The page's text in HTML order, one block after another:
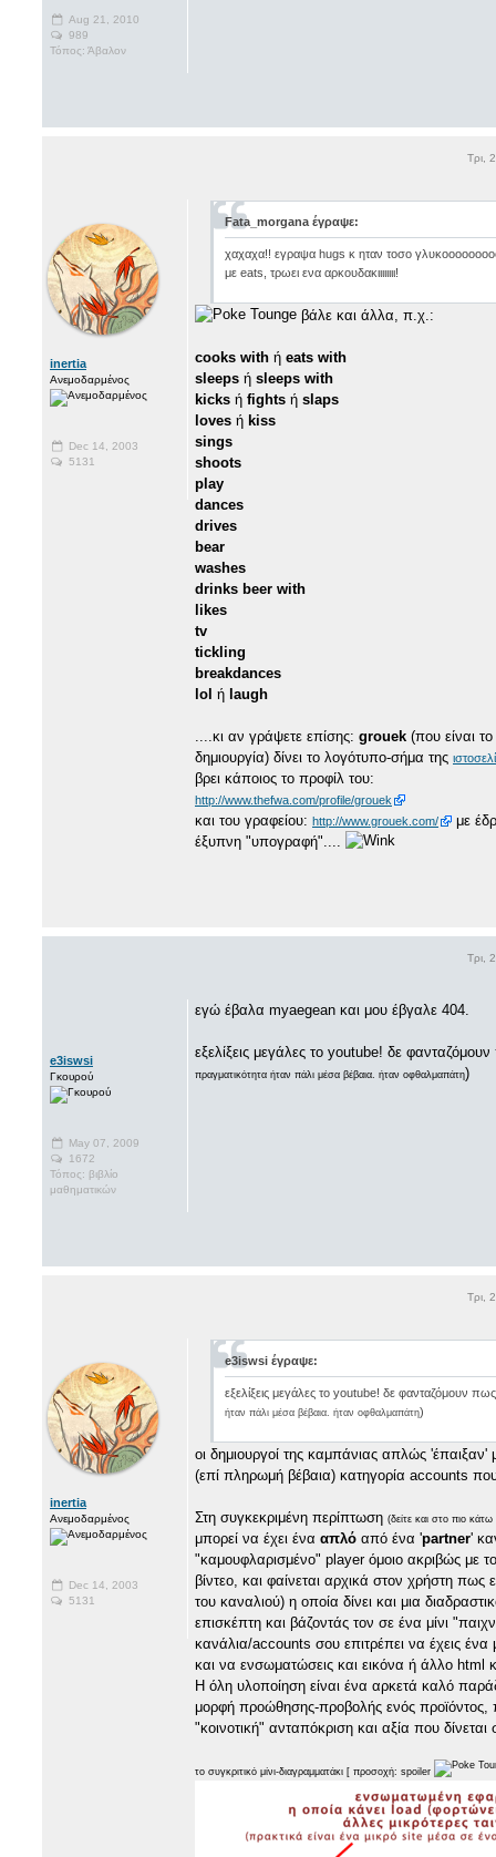
Aug 21, 2010
989
Τόπος: Άβαλον
Τρι,
inertia
Ανεμοδαρμένος
Dec 14, 2003
5131
Fata_morgana έγραψε:
χαχαχα!! εγραψα hugs κ ηταν τοσο
με eats, τρωει ενα αρκουδακιιιιιιιι!
βάλε και άλλα, π.χ.:
cooks with ή eats with
sleeps ή sleeps with
kicks ή fights ή slaps
loves ή kiss
sings
shoots
play
dances
drives
bear
washes
drinks beer with
likes
tv
tickling
breakdances
lol ή laugh
....κι αν γράψετε επίσης: grouek (που είναι
δημιουργία) δίνει το λογότυπο-σήμα της
βρει κάποιος το προφίλ του:
http://www.thefwa.com/profile/grouek
και του γραφείου: http://www.grouek.com/
με
έξυπνη "υπογραφή"....
Τρι,
e3iswsi
Γκουρού
May 07, 2009
1672
Τόπος: βιβλίο
μαθηματικών
εγώ έβαλα myaegean και μου έβγαλε 404.
εξελίξεις μεγάλες το youtube! δε
πραγματικότητα ήταν πάλι μέσα βέβαια. ήταν οφθαλμαπάτη)
Τρι,
inertia
Ανεμοδαρμένος
Dec 14, 2003
5131
e3iswsi έγραψε:
εξελίξεις μεγάλες το youtube! δε φανταζόμουν
ήταν πάλι μέσα βέβαια. ήταν οφθαλμαπάτη)
οι δημιουργοί της καμπάνιας απλώς 'έπαιξαν'
(επί πληρωμή βέβαια) κατηγορία accounts
Στη συγκεκριμένη περίπτωση (δείτε και στο πιο
μπορεί να έχει ένα απλό από ένα 'partner'
"καμουφλαρισμένο" player όμοιο ακριβώς με
βίντεο, και φαίνεται αρχικά στον χρήστη πως
του καναλιού) η οποία δίνει και μια
επισκέπτη και βάζοντάς τον σε ένα μίνι
κανάλια/accounts σου επιτρέπει να έχεις
και να ενσωματώσεις και εικόνα ή άλλο html
Η όλη υλοποίηση είναι ένα αρκετά καλό
μορφή προώθησης-προβολής ενός
"κοινοτική" ανταπόκριση και αξία που
το συγκριτικό μίνι-διαγραμματάκι [ προσοχή: spoiler